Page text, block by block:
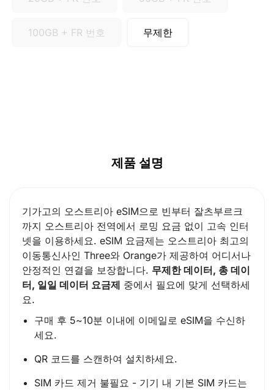
100GB + FR 번호 무제한
제품 설명
기가고의 오스트리아 eSIM으로 빈부터 잘츠부르크
까지 오스트리아 전역에서 로밍 요금 없이 고속 인터
넷을 이용하세요. eSIM 요금제는 오스트리아 최고의
이동통신사인 Three와 Orange가 제공하여 어디서나
안정적인 연결을 보장합니다. 무제한 데이터, 총 데이
터, 일일 데이터 요금제 중에서 필요에 맞게 선택하세
요.
구매 후 5~10분 이내에 이메일로 eSIM을 수신하
세요.
QR 코드를 스캔하여 설치하세요.
SIM 카드 제거 불필요 - 기기 내 기본 SIM 카드는